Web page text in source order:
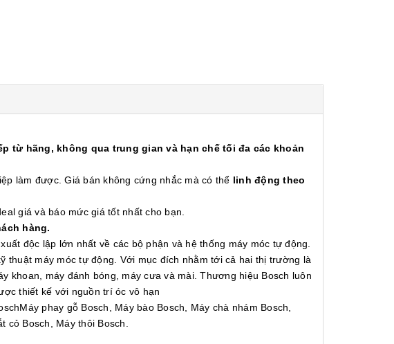
từ hãng, không qua trung gian và hạn chế tối đa các khoản
làm được. Giá bán không cứng nhắc mà có thể linh động theo
giá và báo mức giá tốt nhất cho bạn.
hàng.
độc lập lớn nhất về các bộ phận và hệ thống máy móc tự động.
thuật máy móc tự động. Với mục đích nhằm tới cả hai thị trường là
khoan, máy đánh bóng, máy cưa và mài. Thương hiệu Bosch luôn
thiết kế với nguồn trí óc vô hạn
phay gỗ Bosch, Máy bào Bosch, Máy chà nhám Bosch,
cỏ Bosch, Máy thôi Bosch.